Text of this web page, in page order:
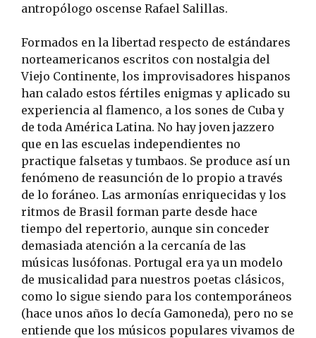
antropólogo oscense Rafael Salillas.
Formados en la libertad respecto de estándares
norteamericanos escritos con nostalgia del
Viejo Continente, los improvisadores hispanos
han calado estos fértiles enigmas y aplicado su
experiencia al flamenco, a los sones de Cuba y
de toda América Latina. No hay joven jazzero
que en las escuelas independientes no
practique falsetas y tumbaos. Se produce así un
fenómeno de reasunción de lo propio a través
de lo foráneo. Las armonías enriquecidas y los
ritmos de Brasil forman parte desde hace
tiempo del repertorio, aunque sin conceder
demasiada atención a la cercanía de las
músicas lusófonas. Portugal era ya un modelo
de musicalidad para nuestros poetas clásicos,
como lo sigue siendo para los contemporáneos
(hace unos años lo decía Gamoneda), pero no se
entiende que los músicos populares vivamos de